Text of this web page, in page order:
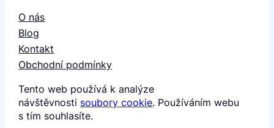
O nás
Blog
Kontakt
Obchodní podmínky
Tento web používá k analýze
návštěvnosti soubory cookie. Používáním webu
s tím souhlasíte.